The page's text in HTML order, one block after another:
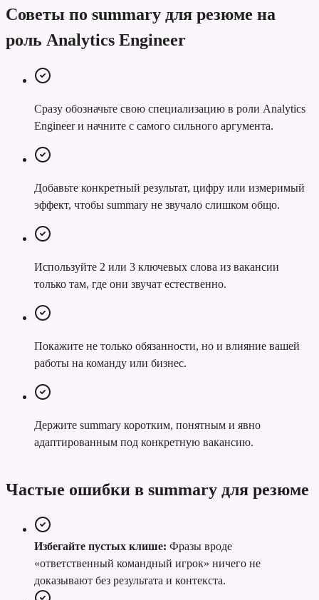
Советы по summary для резюме на
роль Analytics Engineer
Сразу обозначьте свою специализацию в роли Analytics
Engineer и начните с самого сильного аргумента.
Добавьте конкретный результат, цифру или измеримый
эффект, чтобы summary не звучало слишком общо.
Используйте 2 или 3 ключевых слова из вакансии
только там, где они звучат естественно.
Покажите не только обязанности, но и влияние вашей
работы на команду или бизнес.
Держите summary коротким, понятным и явно
адаптированным под конкретную вакансию.
Частые ошибки в summary для резюме
Избегайте пустых клише: Фразы вроде
«ответственный командный игрок» ничего не
доказывают без результата и контекста.